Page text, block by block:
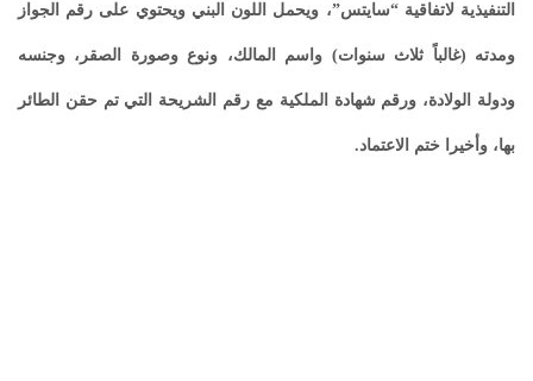
التنفيذية لاتفاقية “سايتس”، ويحمل اللون البني ويحتوي على رقم الجواز
ومدته (غالباً ثلاث سنوات) واسم المالك، ونوع وصورة الصقر، وجنسه
ودولة الولادة، ورقم شهادة الملكية مع رقم الشريحة التي تم حقن الطائر
بها، وأخيرا ختم الاعتماد.